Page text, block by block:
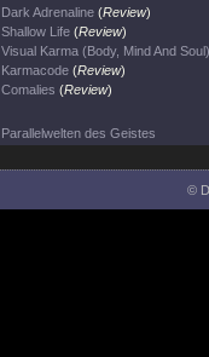
Dark Adrenaline (Review)
Shallow Life (Review)
Visual Karma (Body, Mind And Soul)
Karmacode (Review)
Comalies (Review)
Parallelwelten des Geistes
©